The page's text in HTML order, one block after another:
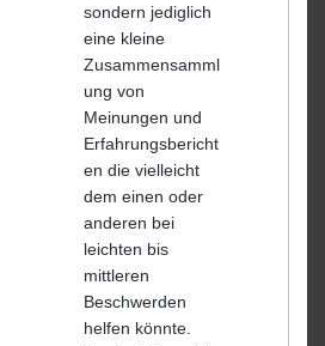
sondern jediglich
eine kleine
Zusammensamml
ung von
Meinungen und
Erfahrungsbericht
en die vielleicht
dem einen oder
anderen bei
leichten bis
mittleren
Beschwerden
helfen könnte.